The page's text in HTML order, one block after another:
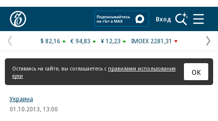
Вход
Предыдущая
страница
$ 82,16 € 94,83 ¥ 12,23 IMOEX 2281,31
Оставаясь на сайте, вы соглашаетесь с правилами использования
куки
ОК
Украина
01.10.2013, 13:00